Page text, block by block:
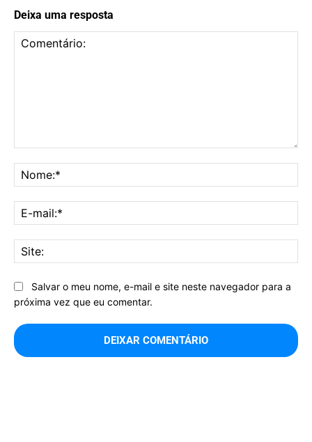
Deixa uma resposta
Salvar o meu nome, e-mail e site neste navegador para a
próxima vez que eu comentar.